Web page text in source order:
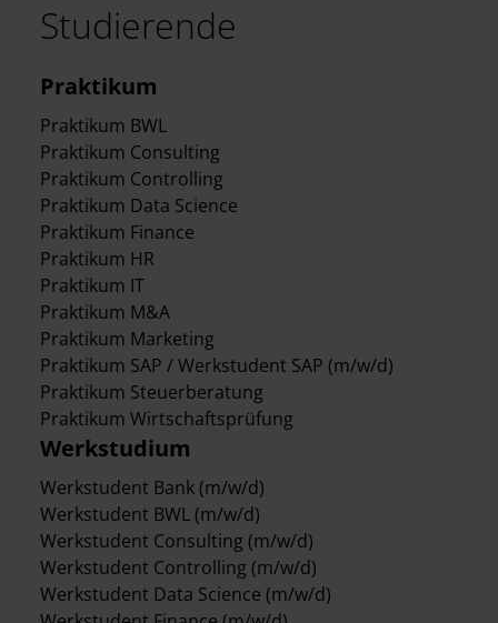
Studierende
Praktikum
Praktikum BWL
Praktikum Consulting
Praktikum Controlling
Praktikum Data Science
Praktikum Finance
Praktikum HR
Praktikum IT
Praktikum M&A
Praktikum Marketing
Praktikum SAP / Werkstudent SAP (m/w/d)
Praktikum Steuerberatung
Praktikum Wirtschaftsprüfung
Werkstudium
Werkstudent Bank (m/w/d)
Werkstudent BWL (m/w/d)
Werkstudent Consulting (m/w/d)
Werkstudent Controlling (m/w/d)
Werkstudent Data Science (m/w/d)